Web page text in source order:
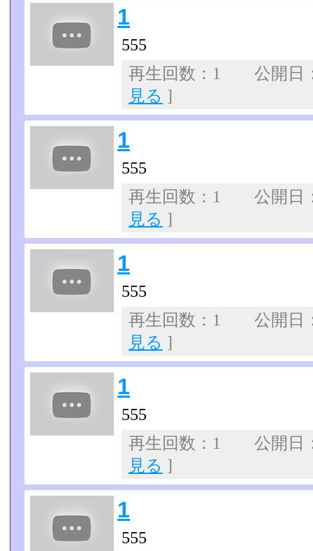
1
555
再生回数：1 公開
見る ]
1
555
再生回数：1 公開
見る ]
1
555
再生回数：1 公開
見る ]
1
555
再生回数：1 公開
見る ]
1
555